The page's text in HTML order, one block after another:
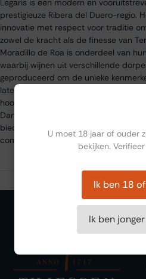
Legaris is een modern en
prestigieuze Ribera del Duero-regio.
innovatie met respect voor traditie
zowel de kracht als de finesse van
Moradillo de Roa is onderdeel van
waarbij wijnen uit verschillende
geproduceerd om de unieke
laten komen. De wijngaard in
hoogte, levert druiven met intense
Dankzij zorgvuldige vinificatie en
biedt deze wijn een sublieme
complexiteit.
U moet 18 jaar of ouder
bekijken.
Ik ben 18
Ik ben